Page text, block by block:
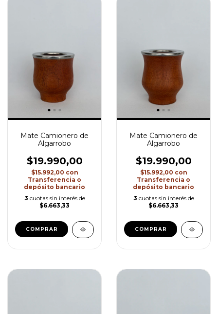
Mate Camionero de
Algarrobo
$19.990,00
$15.992,00 con
Transferencia o
depósito bancario
3 cuotas sin interés de
$6.663,33
COMPRAR
Mate Camionero de
Algarrobo
$19.990,00
$15.992,00 con
Transferencia o
depósito bancario
3 cuotas sin interés de
$6.663,33
COMPRAR